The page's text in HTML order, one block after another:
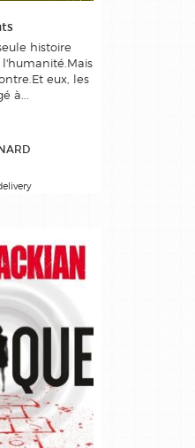
histoire
eux, les
à...